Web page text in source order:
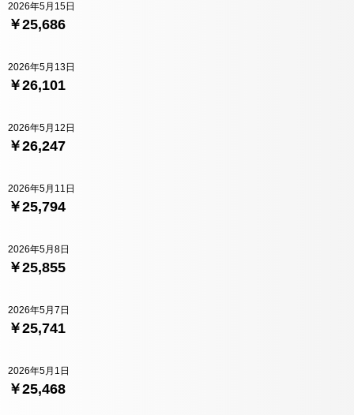
￥25,686
2026年5月15日
￥26,101
2026年5月13日
￥26,247
2026年5月12日
￥25,794
2026年5月11日
￥25,855
2026年5月8日
￥25,741
2026年5月7日
￥25,468
2026年5月1日